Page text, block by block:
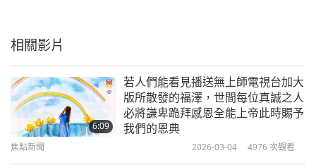
見那裡，於是對他說：「你告訴我的，我看見了。」
他給了我一顆祖母綠寶石。在心靈感應對話結束時，
他清楚地告訴我：「我們那裡全都是純素者。」
突然間，我被帶離那個內在體驗，而在返回身體回到
物質界的過程中，有個惡魔碰了我的肩膀，像是捏了
一下。我感覺到了。不喜歡那感覺。於是，我告訴已
相關影片
6:09
若人們能看見播送無上師電視台加大
版所散發的福澤，世間每位真誠之人
必將謙卑跪拜感恩全能上帝此時賜予
我們的恩典
焦點新聞 2026-03-04 4976次觀看